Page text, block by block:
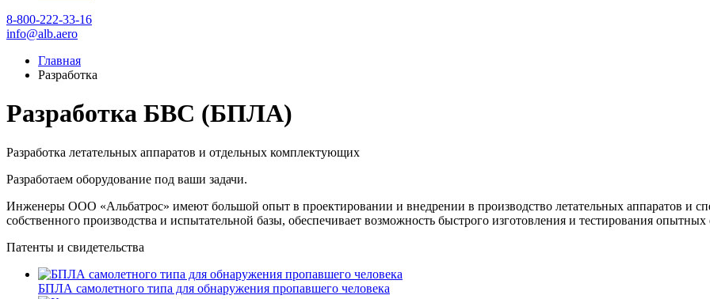
8-800-222-33-16
info@alb.aero
Главная
Разработка
Разработка БВС (БПЛА)
Разработка летательных аппаратов и отдельных комплектующих
Разработаем оборудование под ваши задачи.
Инженеры ООО «Альбатрос» имеют большой опыт в проектировании и внедрении в производство летательных аппаратов и
собственного производства и испытательной базы, обеспечивает возможность быстрого изготовления и тестирования опытных
Патенты и свидетельства
БПЛА самолетного типа для обнаружения пропавшего человека